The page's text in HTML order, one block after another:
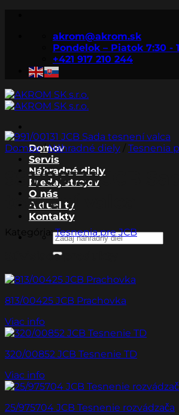
akrom@akrom.sk
Pondelok – Piatok 7:30 -
+421 917 210 244
Domov
Servis
Náhradné diely
Predaj strojov
O nás
Aktuality
Kontakty
Hľadať:
Domov / Náhradné diely / Tesnenia
991/00131 JCB
tesnení valca
Kategória:Tesnenia pre JCB
Súvisiace produkty
813/00425 JCB Prachovka
Viac info
320/00852 JCB Tesnenie TD
Viac info
25/975704 JCB Tesnenie rozvádzača